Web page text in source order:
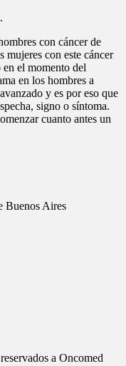
con cáncer de
mujeres con este cáncer
en el momento del
en los hombres a
y es por eso que
signo o síntoma.
cuanto antes un
Buenos Aires
a Oncomed